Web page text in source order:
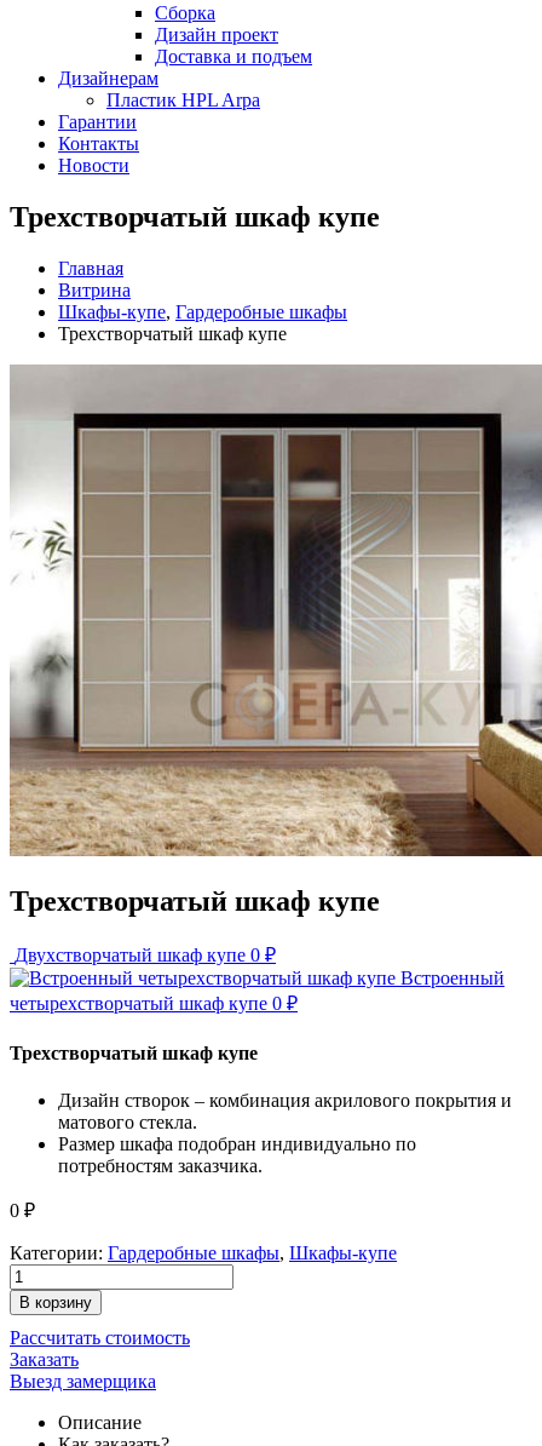
Сборка
Дизайн проект
Доставка и подъем
Дизайнерам
Пластик HPL Arpa
Гарантии
Контакты
Новости
Трехстворчатый шкаф купе
Главная
Витрина
Шкафы-купе, Гардеробные шкафы
Трехстворчатый шкаф купе
Трехстворчатый шкаф купе
Двухстворчатый шкаф купе 0 ₽
Встроенный
четырехстворчатый шкаф купе 0 ₽
Трехстворчатый шкаф купе
Дизайн створок – комбинация акрилового покрытия и
матового стекла.
Размер шкафа подобран индивидуально по
потребностям заказчика.
0 ₽
Категории: Гардеробные шкафы, Шкафы-купе
В корзину
Рассчитать стоимость
Заказать
Выезд замерщика
Описание